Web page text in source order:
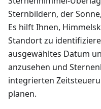
Sternbildern, der
Es hilft Ihnen,
Standort zu
ausgewähltes Datum
anzusehen und
integrierten
planen.